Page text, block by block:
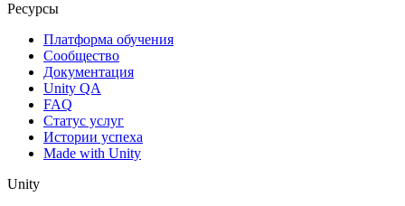
Ресурсы
Платформа обучения
Сообщество
Документация
Unity QA
FAQ
Статус услуг
Истории успеха
Made with Unity
Unity